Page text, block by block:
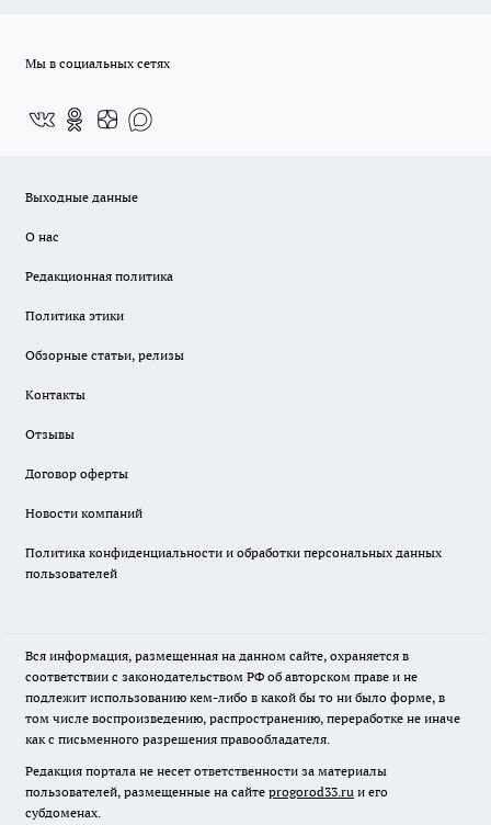
Мы в социальных сетях
Выходные данные
О нас
Редакционная политика
Политика этики
Обзорные статьи, релизы
Контакты
Отзывы
Договор оферты
Новости компаний
Политика конфиденциальности и обработки персональных данных
пользователей
Вся информация, размещенная на данном сайте, охраняется в
соответствии с законодательством РФ об авторском праве и не
подлежит использованию кем-либо в какой бы то ни было форме, в
том числе воспроизведению, распространению, переработке не иначе
как с письменного разрешения правообладателя.
Редакция портала не несет ответственности за материалы
пользователей, размещенные на сайте progorod33.ru и его
субдоменах.